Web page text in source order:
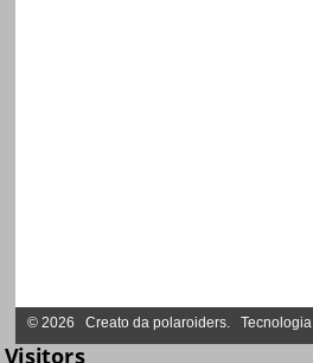
© 2026 Creato da polaroiders. Tecnologia